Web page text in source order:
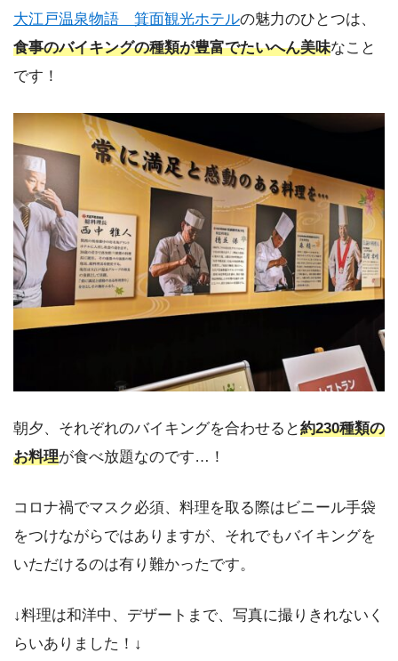
大江戸温泉物語 箕面観光ホテルの魅力のひとつは、
食事のバイキングの種類が豊富でたいへん美味なこと
です！
朝夕、それぞれのバイキングを合わせると約230種類の
お料理が食べ放題なのです…！
コロナ禍でマスク必須、料理を取る際はビニール手袋
をつけながらではありますが、それでもバイキングを
いただけるのは有り難かったです。
↓料理は和洋中、デザートまで、写真に撮りきれないく
らいありました！↓